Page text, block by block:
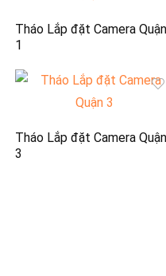
Tháo Lắp đặt Camera Quận
1
Tháo Lắp đặt Camera Quận
3